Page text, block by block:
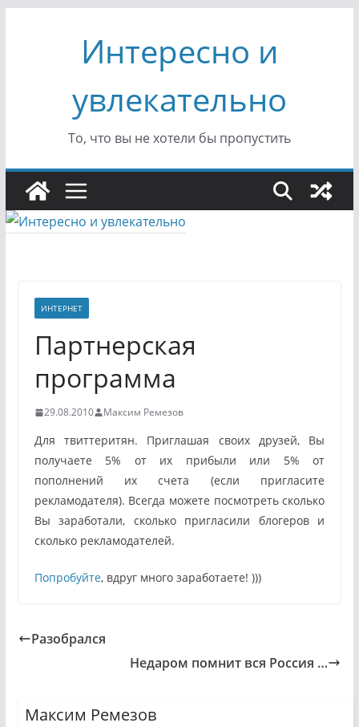
содержимомуИнтересно и
увлекательно
То, что вы не хотели бы пропустить
ИНТЕРНЕТ
Партнерская
программа
29.08.2010 Максим Ремезов
Для твиттеритян. Приглашая своих друзей, Вы
получаете 5% от их прибыли или 5% от
пополнений их счета (если пригласите
рекламодателя). Всегда можете посмотреть сколько
Вы заработали, сколько пригласили блогеров и
сколько рекламодателей.
Попробуйте, вдруг много заработаете! )))
Разобрался
Недаром помнит вся Россия …
Максим Ремезов